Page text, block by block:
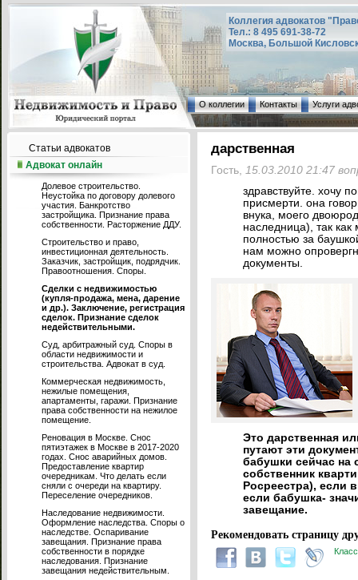
Коллегия адвокатов
Тел.: 8 495 691-38-72
Москва, Большой
О коллегии Контакты Услуги
Статьи адвокатов
Адвокат онлайн
Долевое строительство.
Неустойка по договору долевого
участия. Банкротство
застройщика. Признание права
собственности. Расторжение ДДУ.
Строительство и право,
инвестиционная деятельность.
Заказчик, застройщик, подрядчик.
Правоотношения. Споры.
Сделки с недвижимостью
(купля-продажа, мена, дарение
и др.). Заключение, регистрация
сделок. Признание сделок
недействительными.
Суд, арбитражный суд. Споры в
области недвижимости и
строительства. Адвокат в суд.
Коммерческая недвижимость,
нежилые помещения,
апартаменты, гаражи. Признание
права собственности на нежилое
помещение.
Реновация в Москве. Снос
пятиэтажек в Москве в 2017-2020
годах. Снос аварийных домов.
Предоставление квартир
очередникам. Что делать если
сняли с очереди на квартиру.
Переселение очередников.
Наследование недвижимости.
Оформление наследства. Споры о
наследстве. Оспаривание
завещания. Признание права
собственности в порядке
наследования. Признание
завещания недействительным.
дарственная
Гость, 15.03.2010 21:47
здравствуйте. хочу
присмерти. она
внука, моего
наследница), так
полностью за
нам можно
документы.
Это дарственная
путают эти
бабушки сейчас на
собственник
Росреестра), если
если бабушка-
завещание.
Рекомендовать страницу